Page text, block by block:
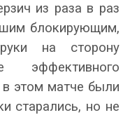
из раза в раз
блокирующим,
на сторону
этом матче были
старались, но не